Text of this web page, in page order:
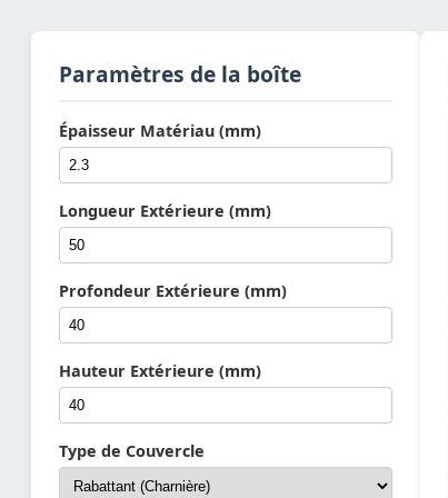
Paramètres de la boîte
Épaisseur Matériau (mm)
Longueur Extérieure (mm)
Profondeur Extérieure (mm)
Hauteur Extérieure (mm)
Type de Couvercle